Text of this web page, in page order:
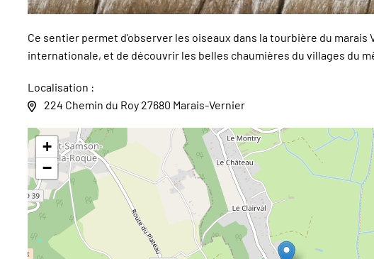
Ce sentier permet d’observer les oiseaux dans la tourbière du marais
internationale, et de découvrir les belles chaumières du villages du
Localisation :
224 Chemin du Roy 27680 Marais-Vernier
+
−